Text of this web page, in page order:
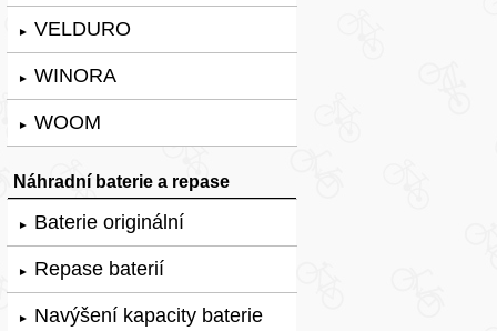
► VELDURO
► WINORA
► WOOM
Náhradní baterie a repase
► Baterie originální
► Repase baterií
► Navýšení kapacity baterie